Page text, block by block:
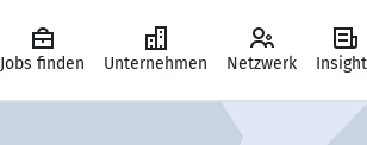
Jobs finden Unternehmen Netzwerk